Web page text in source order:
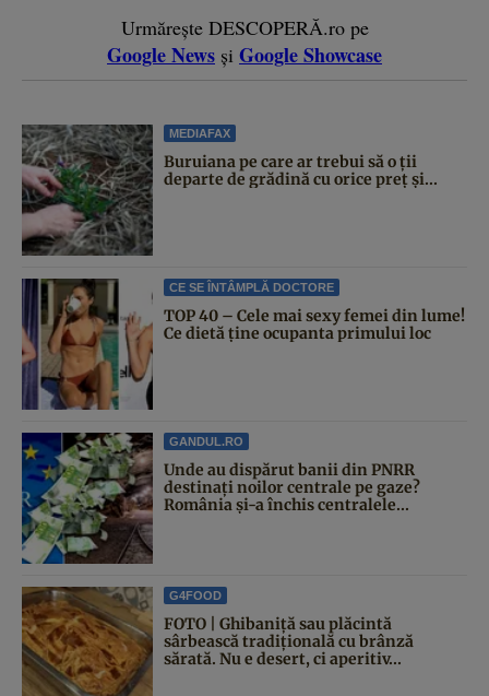
Urmărește DESCOPERĂ.ro pe
Google News și Google Showcase
MEDIAFAX
Buruiana pe care ar trebui să o ții
departe de grădină cu orice preț și...
CE SE ÎNTÂMPLĂ DOCTORE
TOP 40 – Cele mai sexy femei din lume!
Ce dietă ține ocupanta primului loc
GANDUL.RO
Unde au dispărut banii din PNRR
destinați noilor centrale pe gaze?
România și-a închis centralele...
G4FOOD
FOTO | Ghibaniță sau plăcintă
sârbească tradițională cu brânză
sărată. Nu e desert, ci aperitiv...